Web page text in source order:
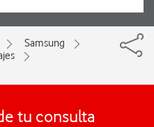
Samsung
tu consulta